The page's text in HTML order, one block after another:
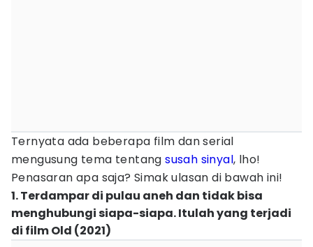
Ternyata ada beberapa film dan serial
mengusung tema tentangsusah sinyal, lho!
Penasaran apa saja? Simak ulasan di bawah ini!
1. Terdampar di pulau aneh dan tidak bisa
menghubungi siapa-siapa. Itulah yang terjadi
di film Old (2021)